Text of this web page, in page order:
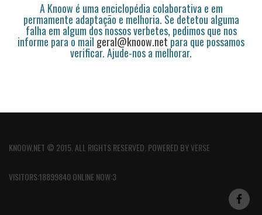
A Knoow é uma enciclopédia colaborativa e em
permamente adaptação e melhoria. Se detetou alguma
falha em algum dos nossos verbetes, pedimos que nos
informe para o mail geral@knoow.netpara que possamos
verificar. Ajude-nos a melhorar.
KNOOW.NET © 2015. ALL RIGHTS RESERVED. POWERED BYVERSE
VISITORS:18899840 ONLINE NOW:3